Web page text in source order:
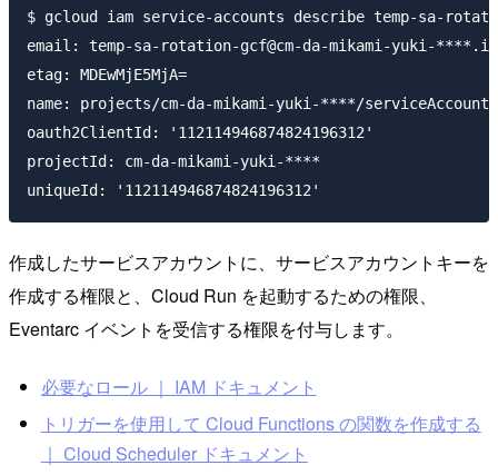
$ gcloud iam service-accounts describe temp-sa-
email: temp-sa-rotation-gcf@cm-da-mikami-yuki-
etag: MDEwMjE5MjA=
name: projects/cm-da-mikami-yuki-****/
oauth2ClientId: '112114946874824196312'
projectId: cm-da-mikami-yuki-****
作成したサービスアカウントに、サービスアカウントキーを
作成する権限と、Cloud Run を起動するための権限、
Eventarc イベントを受信する権限を付与します。
必要なロール ｜ IAM ドキュメント
トリガーを使用して Cloud Functions の関数を作成する
｜ Cloud Scheduler ドキュメント